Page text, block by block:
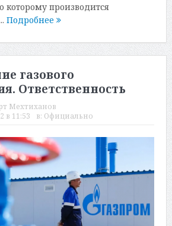
которому производится
Подробнее
газового
Ответственность
Мехтиханов
в 11:53 в: Официально